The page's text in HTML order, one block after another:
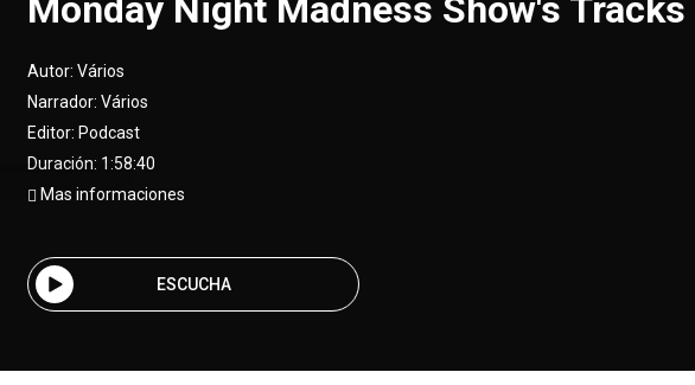
Monday Night Madness Show's Tracks
Autor: Vários
Narrador: Vários
Editor: Podcast
Duración: 1:58:40
Mas informaciones
ESCUCHA